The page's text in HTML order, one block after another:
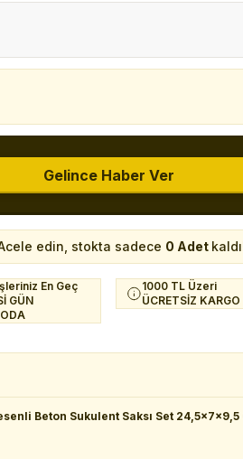
Gelince Haber Ver
edin, stokta sadece 0 Adet
En Geç
GÜN
1000 TL Üzeri
ÜCRETSİZ KARGO
Beton Sukulent Saksı Set 24,5x7x9,5